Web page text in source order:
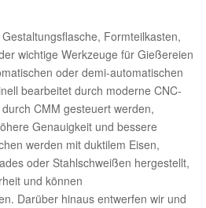
Formteilkasten,
wichtige Werkzeuge für Gießereien
oder demi-automatischen
bearbeitet durch moderne CNC-
CMM gesteuert werden,
Genauigkeit und bessere
werden mit duktilem Eisen,
oder Stahlschweißen hergestellt,
und können
Darüber hinaus entwerfen wir und